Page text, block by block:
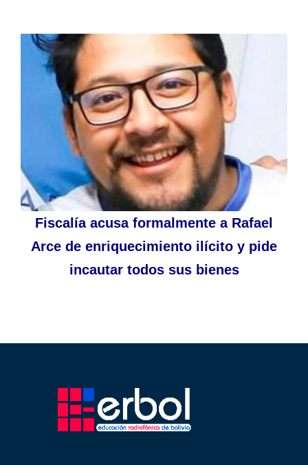
Fiscalía acusa formalmente a Rafael
Arce de enriquecimiento ilícito y pide
incautar todos sus bienes